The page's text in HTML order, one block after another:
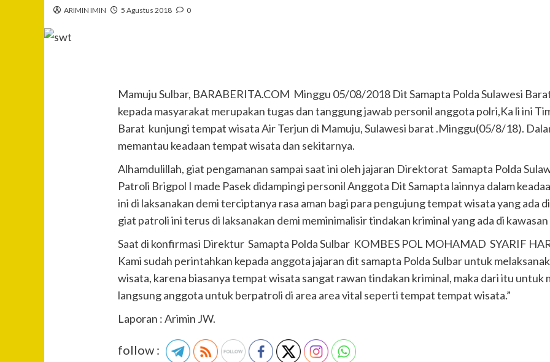
ARIMIN IMIN 5 Agustus 2018 0
Mamuju Sulbar, BARABERITA.COM Minggu 05/08/2018 Dit Samapta Polda Sulawesi
kepada masyarakat merupakan tugas dan tanggung jawab personil anggota polri,Ka li ini
Barat kunjungi tempat wisata Air Terjun di Mamuju, Sulawesi barat .Minggu(05/8/18).
memantau keadaan tempat wisata dan sekitarnya.
Alhamdulillah, giat pengamanan sampai saat ini oleh jajaran Direktorat Samapta Polda
Patroli Brigpol I made Pasek didampingi personil Anggota Dit Samapta lainnya dalam
ini di laksanakan demi terciptanya rasa aman bagi para pengujung tempat wisata yang ada
giat patroli ini terus di laksanakan demi meminimalisir tindakan kriminal yang ada di
Saat di konfirmasi Direktur Samapta Polda Sulbar KOMBES POL MOHAMAD SYARIF
Kami sudah perintahkan kepada anggota jajaran dit samapta Polda Sulbar untuk
wisata, karena biasanya tempat wisata sangat rawan tindakan kriminal, maka dari itu untuk
langsung anggota untuk berpatroli di area area vital seperti tempat tempat wisata.”
Laporan : Arimin JW.
follow :